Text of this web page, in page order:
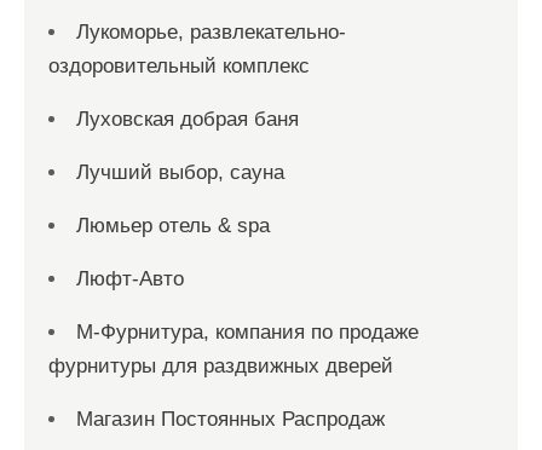
Лукоморье, развлекательно-
оздоровительный комплекс
Луховская добрая баня
Лучший выбор, сауна
Люмьер отель & spa
Люфт-Авто
М-Фурнитура, компания по продаже
фурнитуры для раздвижных дверей
Магазин Постоянных Распродаж